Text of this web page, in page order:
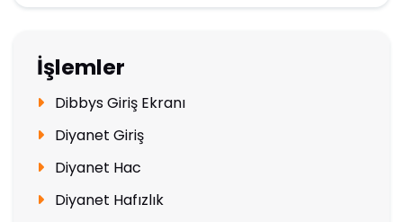
İşlemler
Dibbys Giriş Ekranı
Diyanet Giriş
Diyanet Hac
Diyanet Hafızlık